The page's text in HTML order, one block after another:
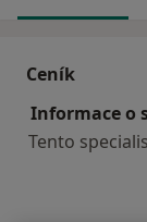
Ceník
Informace o
Tento